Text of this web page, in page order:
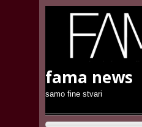
fama news
samo fine stvari